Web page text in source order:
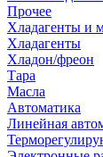
Прочее
Хладагенты и
Хладагенты
Хладон/фреон
Тара
Масла
Автоматика
Линейная